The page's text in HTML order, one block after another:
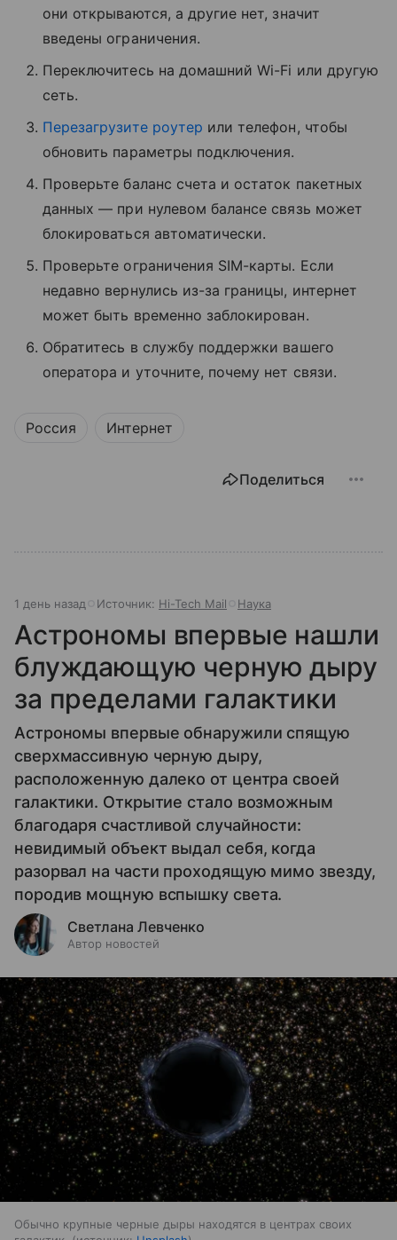
они открываются, а другие нет, значит
введены ограничения.
Переключитесь на домашний Wi-Fi или другую
сеть.
Перезагрузите роутер или телефон, чтобы
обновить параметры подключения.
Проверьте баланс счета и остаток пакетных
данных — при нулевом балансе связь может
блокироваться автоматически.
Проверьте ограничения SIM-карты. Если
недавно вернулись из-за границы, интернет
может быть временно заблокирован.
Обратитесь в службу поддержки вашего
оператора и уточните, почему нет связи.
Россия Интернет
Поделиться
1 день назад Источник: Hi-Tech Mail Наука
Астрономы впервые нашли
блуждающую черную дыру
за пределами галактики
Астрономы впервые обнаружили спящую
сверхмассивную черную дыру,
расположенную далеко от центра своей
галактики. Открытие стало возможным
благодаря счастливой случайности:
невидимый объект выдал себя, когда
разорвал на части проходящую мимо звезду,
породив мощную вспышку света.
Светлана Левченко
Автор новостей
Обычно крупные черные дыры находятся в центрах своих